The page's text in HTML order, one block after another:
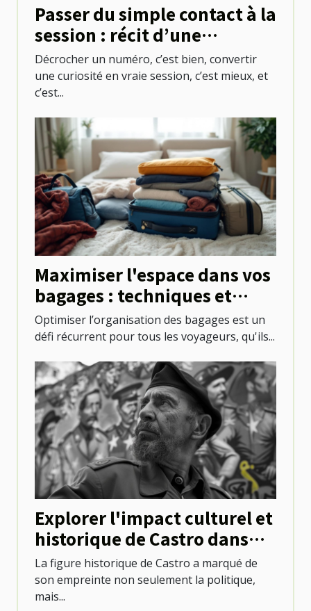
Passer du simple contact à la
session : récit d’une
première réservation réussie
Décrocher un numéro, c’est bien, convertir
une curiosité en vraie session, c’est mieux, et
c’est...
Maximiser l'espace dans vos
bagages : techniques et
astuces
Optimiser l’organisation des bagages est un
défi récurrent pour tous les voyageurs, qu'ils...
Explorer l'impact culturel et
historique de Castro dans
l'évolution urbaine
La figure historique de Castro a marqué de
son empreinte non seulement la politique,
mais...